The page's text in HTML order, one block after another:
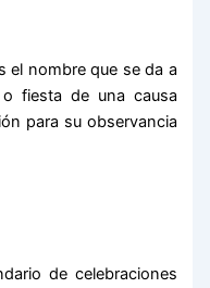
el nombre que se da a
o fiesta de una causa
para su observancia
de celebraciones